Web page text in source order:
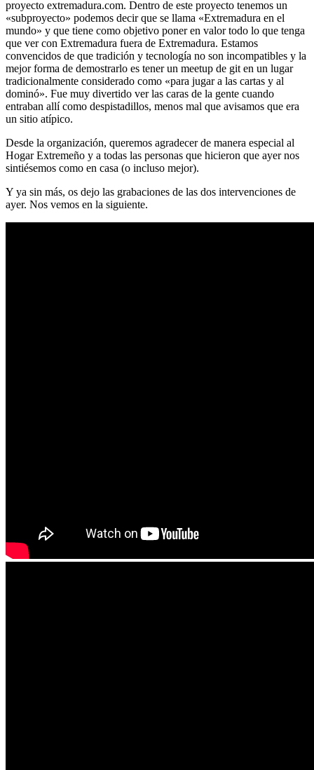
proyecto extremadura.com. Dentro de este proyecto tenemos un
«subproyecto» podemos decir que se llama «Extremadura en el
mundo» y que tiene como objetivo poner en valor todo lo que tenga
que ver con Extremadura fuera de Extremadura. Estamos
convencidos de que tradición y tecnología no son incompatibles y la
mejor forma de demostrarlo es tener un meetup de git en un lugar
tradicionalmente considerado como «para jugar a las cartas y al
dominó». Fue muy divertido ver las caras de la gente cuando
entraban allí como despistadillos, menos mal que avisamos que era
un sitio atípico.
Desde la organización, queremos agradecer de manera especial al
Hogar Extremeño y a todas las personas que hicieron que ayer nos
sintiésemos como en casa (o incluso mejor).
Y ya sin más, os dejo las grabaciones de las dos intervenciones de
ayer. Nos vemos en la siguiente.